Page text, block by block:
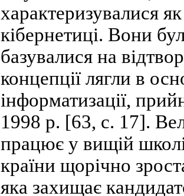
характеризувалися
кібернетиці. Вони
базувалися на
концепції лягли в
інформатизації,
1998 р. [63, с. 17].
працює у вищій
країни щорічно
яка захищає